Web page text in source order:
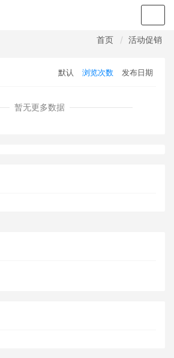
首页 活动促销
默认 浏览次数 发布日期
暂无更多数据